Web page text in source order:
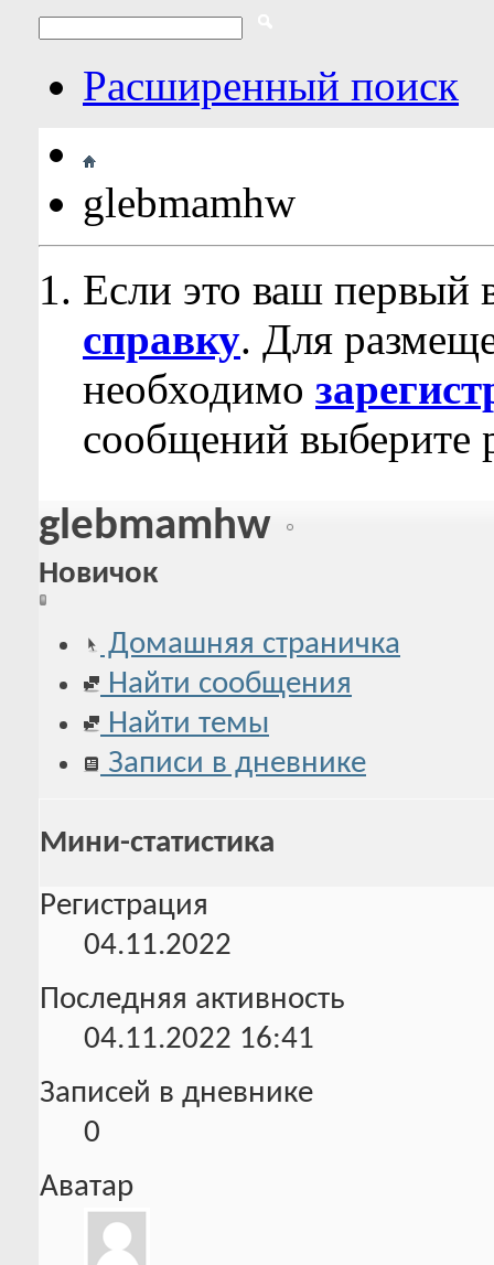
Расширенный поиск
glebmamhw
Если это ваш первый
справку. Для
необходимо
сообщений выберите
glebmamhw
Новичок
Домашняя страничка
Найти сообщения
Найти темы
Записи в дневнике
Мини-статистика
Регистрация
04.11.2022
Последняя активность
04.11.2022 16:41
Записей в дневнике
0
Аватар